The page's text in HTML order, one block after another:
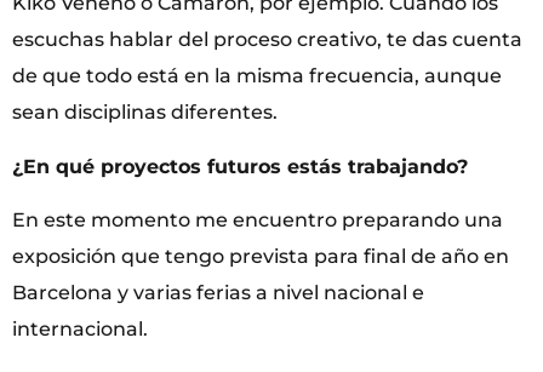
escuchas hablar del proceso creativo, te das cuenta
de que todo está en la misma frecuencia, aunque
sean disciplinas diferentes.
¿En qué proyectos futuros estás trabajando?
En este momento me encuentro preparando una
exposición que tengo prevista para final de año en
Barcelona y varias ferias a nivel nacional e
internacional.